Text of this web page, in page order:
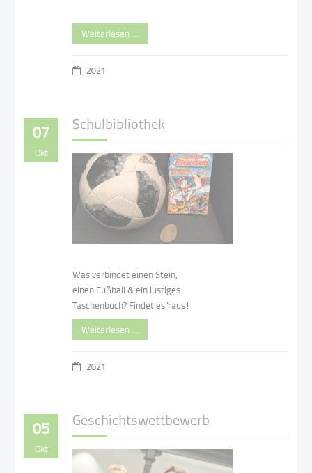
Weiterlesen …
2021
07
Okt
Schulbibliothek
Was verbindet einen Stein,
einen Fußball & ein lustiges
Taschenbuch? Findet es 'raus!
Weiterlesen …
2021
05
Okt
Geschichtswettbewerb